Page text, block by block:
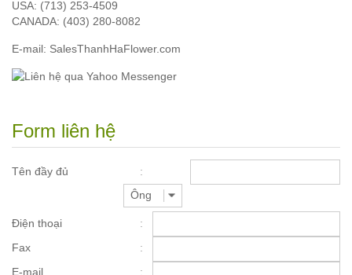
USA: (713) 253-4509
CANADA: (403) 280-8082
E-mail: SalesThanhHaFlower.com
Form liên hệ
Tên đầy đủ
Điện thoại
Fax
E-mail